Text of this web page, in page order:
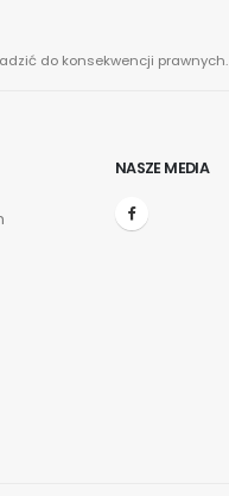
do konsekwencji prawnych.
NASZE MEDIA